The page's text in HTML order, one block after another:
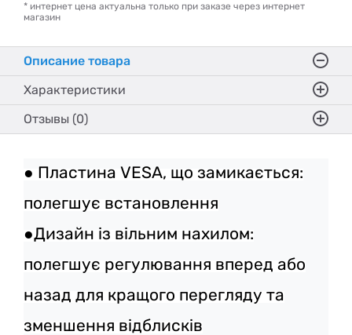
* интернет цена актуальна только при заказе через интернет
магазин
Описание товара
Характеристики
Отзывы (0)
● Пластина VESA, що замикається:
полегшує встановлення
●Дизайн із вільним нахилом:
полегшує регулювання вперед або
назад для кращого перегляду та
зменшення відблисків